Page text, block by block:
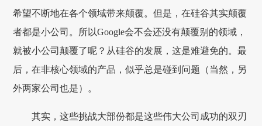
希望不断地在各个领域带来颠覆。但是，在硅谷其实颠覆
者都是小公司。所以Google会不会还没有颠覆别的领域，
就被小公司颠覆了呢？从硅谷的发展，这是难避免的。最
后，在非核心领域的产品，似乎总是碰到问题（当然，另
外两家公司也是）。
其实，这些挑战大部份都是这些伟大公司成功的双刃